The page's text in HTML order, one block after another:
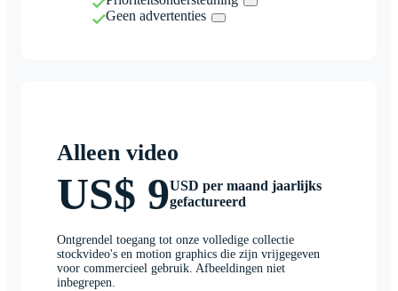
Geen advertenties
Alleen video
US$ 9USD per maand jaarlijks
gefactureerd
Ontgrendel toegang tot onze volledige collectie
stockvideo's en motion graphics die zijn vrijgegeven
voor commercieel gebruik. Afbeeldingen niet
inbegrepen.